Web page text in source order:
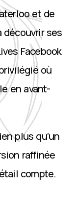
et de
découvrir ses
Facebook
où
en avant-
plus qu’un
raffinée
compte.